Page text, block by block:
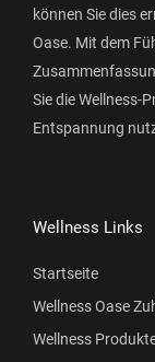
können Sie dies
Oase. Mit dem
Sie die Wellness-
Entspannung
Wellness Links
Startseite
Wellness Oase
Wellness